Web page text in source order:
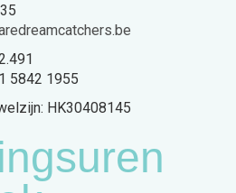
5842 1955
HK30408145